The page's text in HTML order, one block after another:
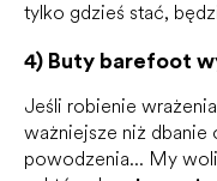
tylko gdzieś stać,
4) Buty barefoot
Jeśli robienie
ważniejsze niż dbanie
powodzenia... My